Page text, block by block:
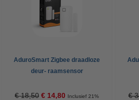
AduroSmart Zigbee draadloze
deur- raamsensor
€ 18,50 € 14,80 Inclusief 21%
€